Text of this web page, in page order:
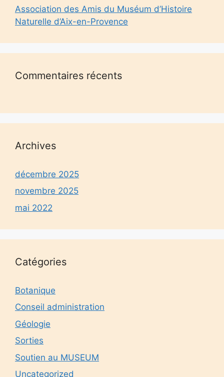
Association des Amis du Muséum d’Histoire
Naturelle d’Aix-en-Provence
Commentaires récents
Archives
décembre 2025
novembre 2025
mai 2022
Catégories
Botanique
Conseil administration
Géologie
Sorties
Soutien au MUSEUM
Uncategorized